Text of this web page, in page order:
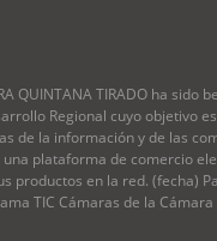
QUINTANA TIRADO ha sido
Regional cuyo objetivo
de la información y de las
plataforma de comercio
productos en la red. (fecha)
TIC Cámaras de la Cámara